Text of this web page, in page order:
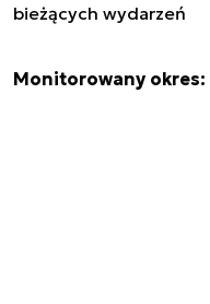
bieżących wydarzeń
Monitorowany okres: